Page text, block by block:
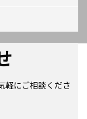
軽にご相談くださ